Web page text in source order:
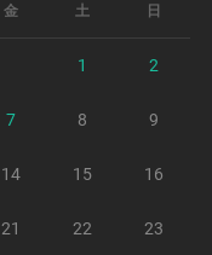
金 土 日
1 2
7 8 9
14 15 16
21 22 23